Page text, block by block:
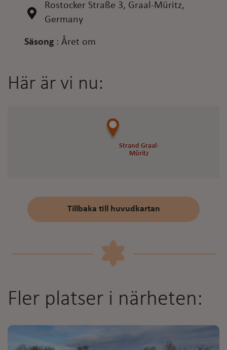
Rostocker Straße 3, Graal-Müritz,
Germany
Säsong : Året om
Här är vi nu:
Strand Graal-
Müritz
Strand Graal-
Müritz
Tillbaka till huvudkartan
Fler platser i närheten: